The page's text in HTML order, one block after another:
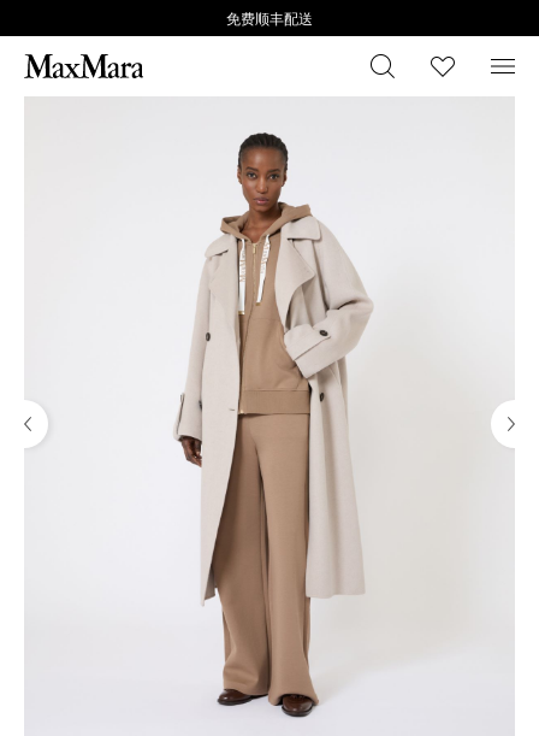
免费顺丰配送
搜索 心愿清
菜